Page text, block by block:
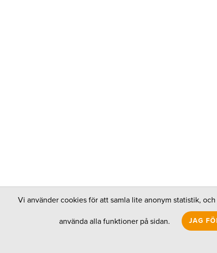
Vi använder cookies för att samla lite anonym statistik,
använda alla funktioner på sidan.
JAG